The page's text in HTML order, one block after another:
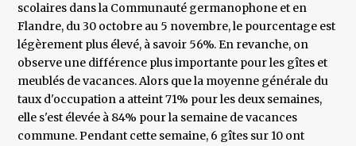
scolaires dans la Communauté germanophone et en
Flandre, du 30 octobre au 5 novembre, le pourcentage est
légèrement plus élevé, à savoir 56%. En revanche, on
observe une différence plus importante pour les gîtes et
meublés de vacances. Alors que la moyenne générale du
taux d'occupation a atteint 71% pour les deux semaines,
elle s'est élevée à 84% pour la semaine de vacances
commune. Pendant cette semaine, 6 gîtes sur 10 ont